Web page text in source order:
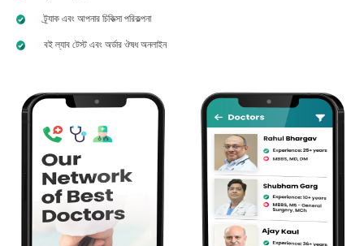
ট্র্যাক এবং আপনার চিকিত্সা পরিকল্পনা
বই ল্যাব টেস্ট এবং অর্ডার ঔষধ অনলাইন